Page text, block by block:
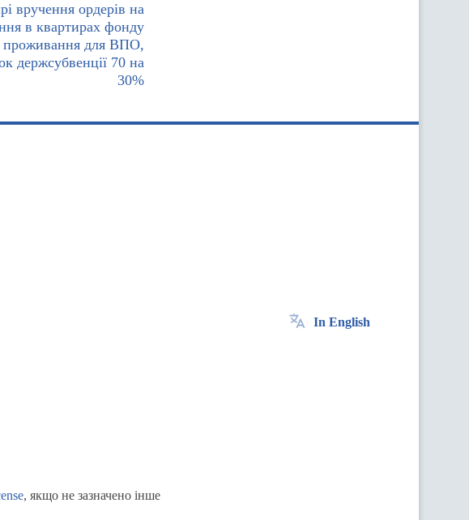
вручення ордерів на
в квартирах фонду
проживання для ВПО,
держсубвенції 70 на
30%
In English
, якщо не зазначено інше